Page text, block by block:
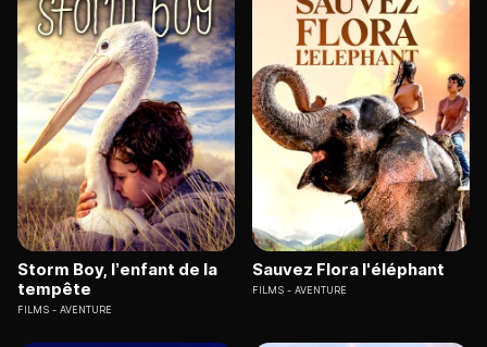
Storm Boy, l’enfant de la
tempête
FILMS AVENTURE
Sauvez Flora l'éléphant
FILMS AVENTURE